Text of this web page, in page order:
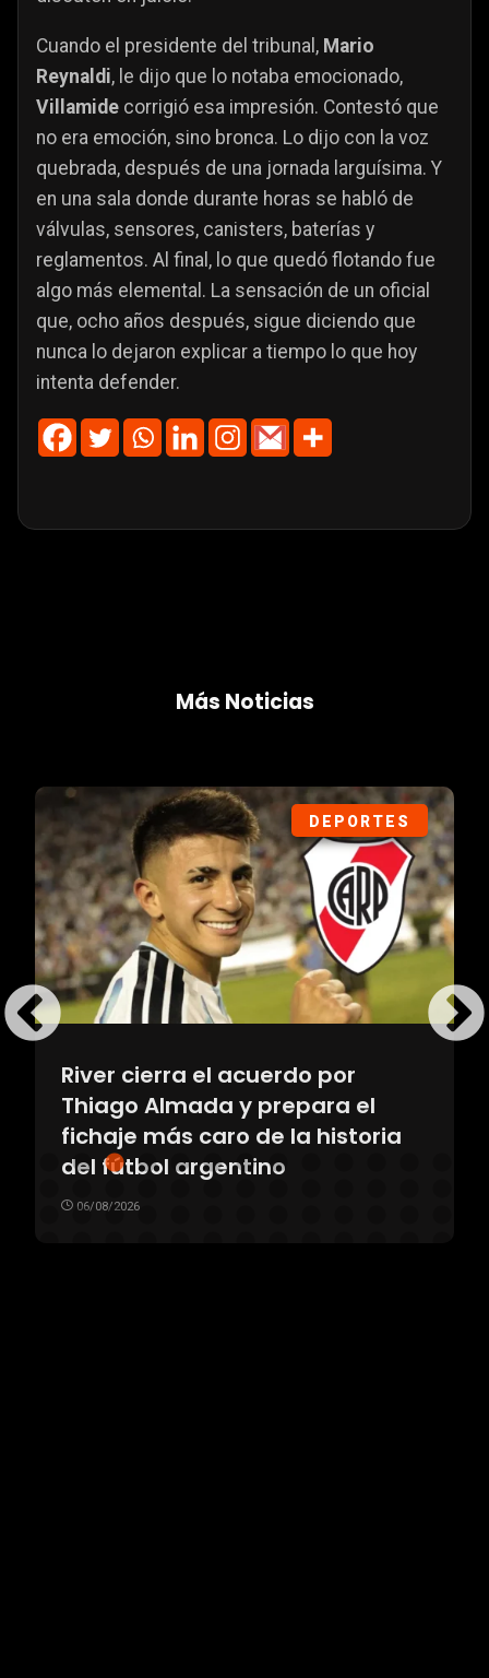
Cuando el presidente del tribunal, Mario
Reynaldi, le dijo que lo notaba emocionado,
Villamide corrigió esa impresión. Contestó que
no era emoción, sino bronca. Lo dijo con la voz
quebrada, después de una jornada larguísima. Y
en una sala donde durante horas se habló de
válvulas, sensores, canisters, baterías y
reglamentos. Al final, lo que quedó flotando fue
algo más elemental. La sensación de un oficial
que, ocho años después, sigue diciendo que
nunca lo dejaron explicar a tiempo lo que hoy
intenta defender.
Más Noticias
DEPORTES
River cierra el acuerdo por
Thiago Almada y prepara el
fichaje más caro de la historia
del fútbol argentino
06/08/2026